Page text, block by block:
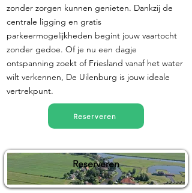
zonder zorgen kunnen genieten. Dankzij de
centrale ligging en gratis
parkeermogelijkheden begint jouw vaartocht
zonder gedoe. Of je nu een dagje
ontspanning zoekt of Friesland vanaf het water
wilt verkennen, De Uilenburg is jouw ideale
vertrekpunt.
Reserveren
Reserveren